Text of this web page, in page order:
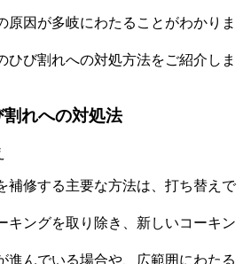
原因が多岐にわたることがわかりま
ひび割れへの対処方法をご紹介しま
割れへの対処法
補修する主要な方法は、打ち替えで
キングを取り除き、新しいコーキン
進んでいる場合や、広範囲にわたる